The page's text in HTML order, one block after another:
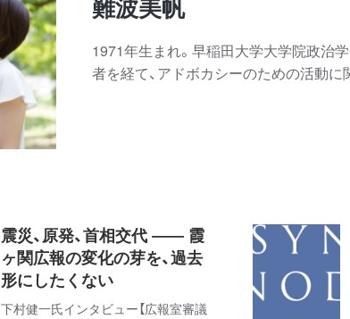
難波美帆
1971年生まれ。早稲田大学大学院政治学
者を経て、アドボカシーのための活動
震災、原発、首相交代 ―― 霞
ヶ関広報の変化の芽を、過去
形にしたくない
下村健一氏インタビュー【広報室審議